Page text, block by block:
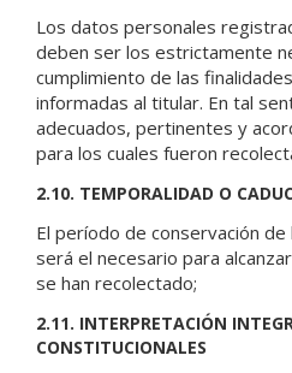
Los datos personales
deben ser los estrictamente
cumplimiento de las
informadas al titular. En tal
adecuados, pertinentes y
para los cuales fueron
2.10. TEMPORALIDAD O
El período de conservación
será el necesario para
se han recolectado;
2.11. INTERPRETACIÓN
CONSTITUCIONALES